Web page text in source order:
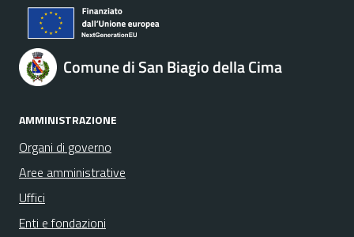
Comune di San Biagio della Cima
AMMINISTRAZIONE
Organi di governo
Aree amministrative
Uffici
Enti e fondazioni